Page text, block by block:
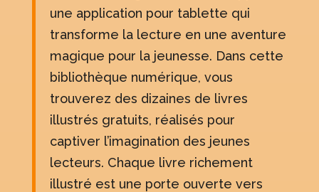
une application pour tablette qui
transforme la lecture en une aventure
magique pour la jeunesse. Dans cette
bibliothèque numérique, vous
trouverez des dizaines de livres
illustrés gratuits, réalisés pour
captiver l’imagination des jeunes
lecteurs. Chaque livre richement
illustré est une porte ouverte vers